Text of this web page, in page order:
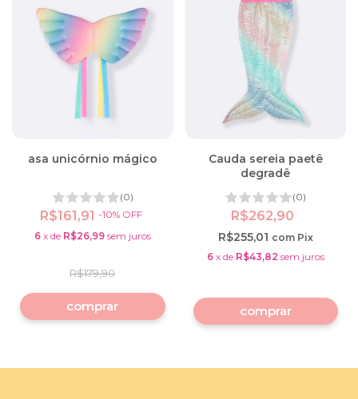
asa unicórnio mágico
(0)
R$161,91 -10% OFF
R$179,90
6 x de R$26,99 sem juros
Cauda sereia paetê
degradê
(0)
R$262,90
R$255,01 com Pix
6 x de R$43,82 sem juros
comprar